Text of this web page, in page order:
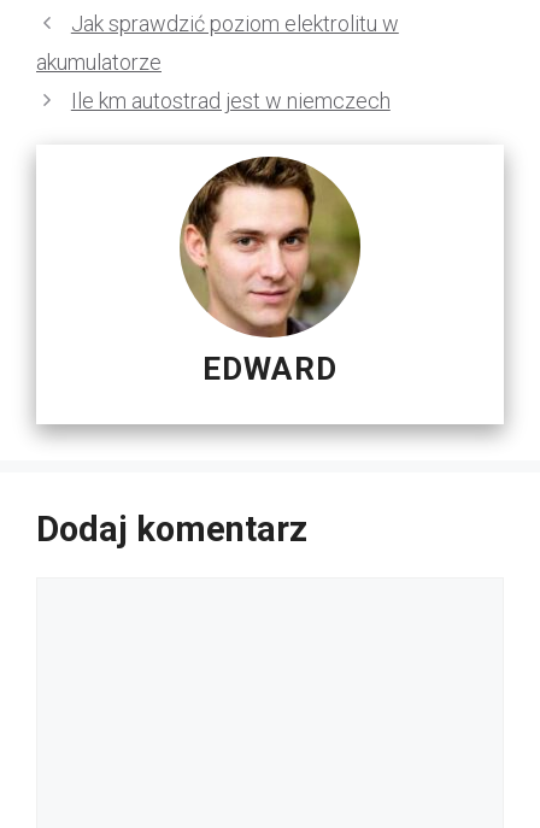
Jak sprawdzić poziom elektrolitu w
akumulatorze
Ile km autostrad jest w niemczech
EDWARD
Dodaj komentarz